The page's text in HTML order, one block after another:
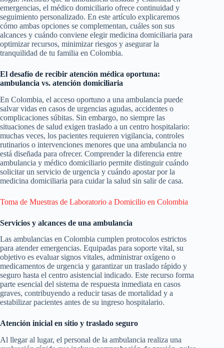
emergencias, el médico domiciliario ofrece continuidad y
seguimiento personalizado. En este artículo explicaremos
cómo ambas opciones se complementan, cuáles son sus
alcances y cuándo conviene elegir medicina domiciliaria para
optimizar recursos, minimizar riesgos y asegurar la
tranquilidad de tu familia en Colombia.
El desafío de recibir atención médica oportuna:
ambulancia vs. atención domiciliaria
En Colombia, el acceso oportuno a una ambulancia puede
salvar vidas en casos de urgencias agudas, accidentes o
complicaciones súbitas. Sin embargo, no siempre las
situaciones de salud exigen traslado a un centro hospitalario:
muchas veces, los pacientes requieren vigilancia, controles
rutinarios o intervenciones menores que una ambulancia no
está diseñada para ofrecer. Comprender la diferencia entre
ambulancia y médico domiciliario permite distinguir cuándo
solicitar un servicio de urgencia y cuándo apostar por la
medicina domiciliaria para cuidar la salud sin salir de casa.
Toma de Muestras de Laboratorio a Domicilio en Colombia
Servicios y alcances de una ambulancia
Las ambulancias en Colombia cumplen protocolos estrictos
para atender emergencias. Equipadas para soporte vital, su
objetivo es evaluar signos vitales, administrar oxígeno o
medicamentos de urgencia y garantizar un traslado rápido y
seguro hasta el centro asistencial indicado. Este recurso forma
parte esencial del sistema de respuesta inmediata en casos
graves, contribuyendo a reducir tasas de mortalidad y a
estabilizar pacientes antes de su ingreso hospitalario.
Atención inicial en sitio y traslado seguro
Al llegar al lugar, el personal de la ambulancia realiza una